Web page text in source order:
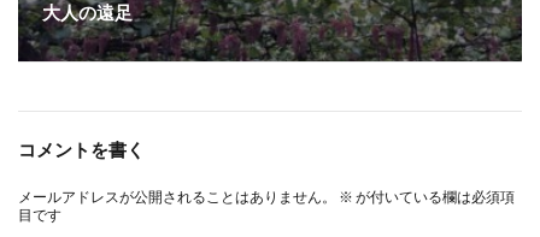
大人の遠足
コメントを書く
メールアドレスが公開されることはありません。 ※ が付いている欄は必須項
目です